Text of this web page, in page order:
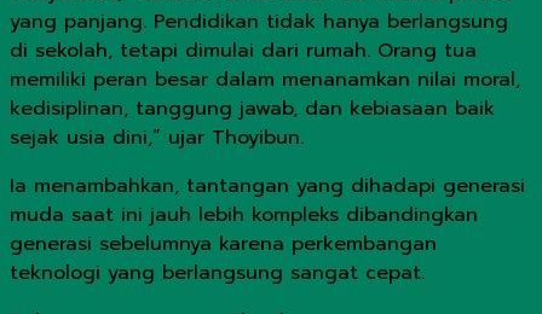
yang panjang. Pendidikan tidak hanya berlangsung
di sekolah, tetapi dimulai dari rumah. Orang tua
memiliki peran besar dalam menanamkan nilai moral,
kedisiplinan, tanggung jawab, dan kebiasaan baik
sejak usia dini,” ujar Thoyibun.
Ia menambahkan, tantangan yang dihadapi generasi
muda saat ini jauh lebih kompleks dibandingkan
generasi sebelumnya karena perkembangan
teknologi yang berlangsung sangat cepat.